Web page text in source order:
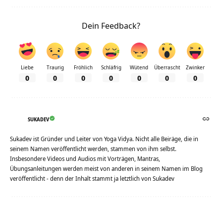
Dein Feedback?
Liebe
0
Traurig
0
Fröhlich
0
Schläfrig
0
Wütend
0
Überrascht
0
Zwinker
0
SUKADEV
Sukadev ist Gründer und Leiter von Yoga Vidya. Nicht alle Beiräge, die in
seinem Namen veröffentlicht werden, stammen von ihm selbst.
Insbesondere Videos und Audios mit Vorträgen, Mantras,
Übungsanleitungen werden meist von anderen in seinem Namen im Blog
veröffentlicht - denn der Inhalt stammt ja letztlich von Sukadev